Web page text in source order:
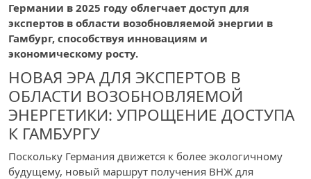
Германии в 2025 году облегчает доступ для
экспертов в области возобновляемой энергии в
Гамбург, способствуя инновациям и
экономическому росту.
НОВАЯ ЭРА ДЛЯ ЭКСПЕРТОВ В
ОБЛАСТИ ВОЗОБНОВЛЯЕМОЙ
ЭНЕРГЕТИКИ: УПРОЩЕНИЕ ДОСТУПА
К ГАМБУРГУ
Поскольку Германия движется к более экологичному
будущему, новый маршрут получения ВНЖ для